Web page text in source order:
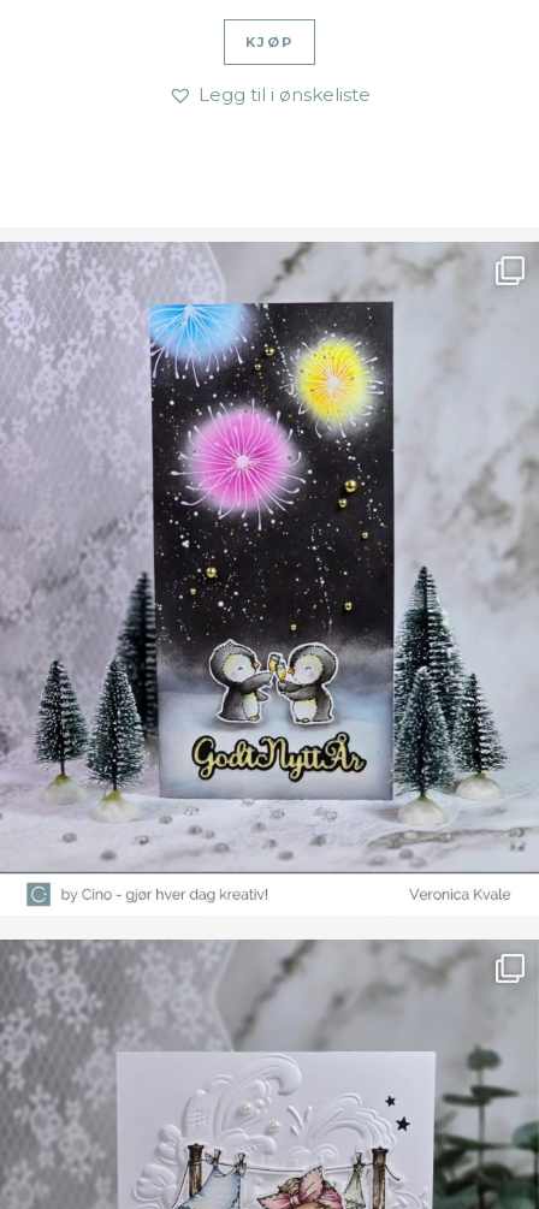
KJØP
Legg til i ønskeliste
Ønsk